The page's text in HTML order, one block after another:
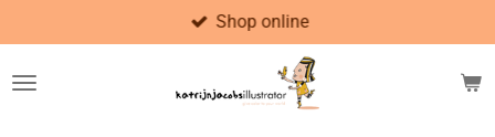
direct
naar
Shop online